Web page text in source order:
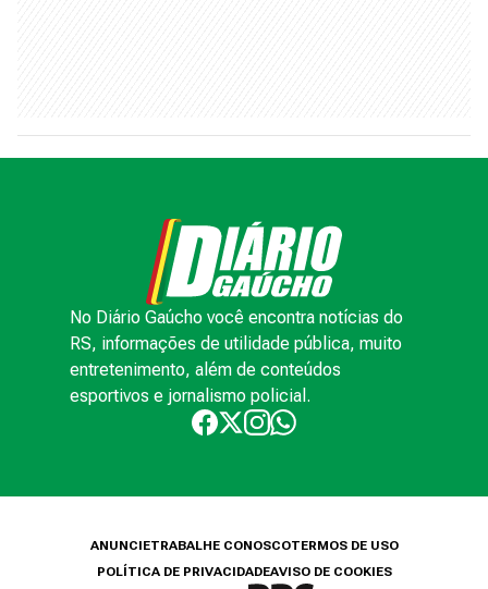
No Diário Gaúcho você encontra notícias do
RS, informações de utilidade pública, muito
entretenimento, além de conteúdos
esportivos e jornalismo policial.
ANUNCIETRABALHE CONOSCOTERMOS DE USO
POLÍTICA DE PRIVACIDADEAVISO DE COOKIES